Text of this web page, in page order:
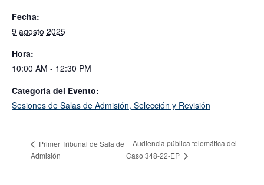
Fecha:
9 agosto 2025
Hora:
10:00 AM - 12:30 PM
Categoría del Evento:
Sesiones de Salas de Admisión, Selección y Revisión
Primer Tribunal de Sala de
Admisión
Audiencia pública telemática del
Caso 348-22-EP